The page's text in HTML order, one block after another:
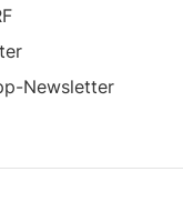
Newsletter